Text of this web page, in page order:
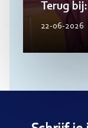
Terug
22-06-2026